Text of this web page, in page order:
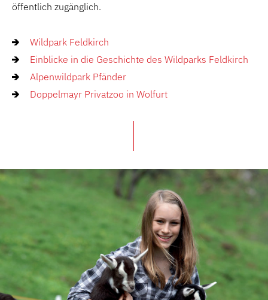
öffentlich zugänglich.
Wildpark Feldkirch
Einblicke in die Geschichte des Wildparks Feldkirch
Alpenwildpark Pfänder
Doppelmayr Privatzoo in Wolfurt